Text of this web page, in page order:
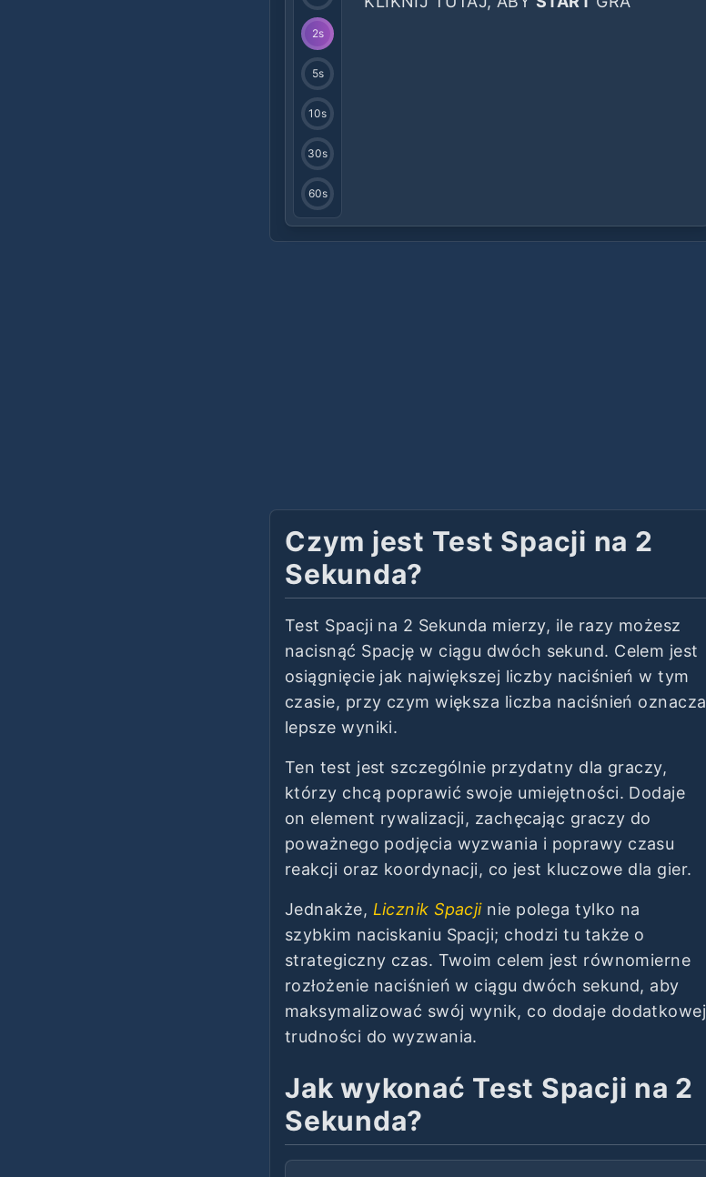
2s
5s
10s
30s
60s
Czym jest Test Spacji na 2
Sekunda?
Test Spacji na 2 Sekunda mierzy, ile razy możesz
nacisnąć Spację w ciągu dwóch sekund. Celem jest
osiągnięcie jak największej liczby naciśnień w tym
czasie, przy czym większa liczba naciśnień oznacza
lepsze wyniki.
Ten test jest szczególnie przydatny dla graczy,
którzy chcą poprawić swoje umiejętności. Dodaje
on element rywalizacji, zachęcając graczy do
poważnego podjęcia wyzwania i poprawy czasu
reakcji oraz koordynacji, co jest kluczowe dla gier.
Jednakże, Licznik Spacji nie polega tylko na
szybkim naciskaniu Spacji; chodzi tu także o
strategiczny czas. Twoim celem jest równomierne
rozłożenie naciśnień w ciągu dwóch sekund, aby
maksymalizować swój wynik, co dodaje dodatkowej
trudności do wyzwania.
Jak wykonać Test Spacji na 2
Sekunda?